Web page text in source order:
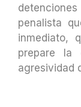
penalista
inmediato,
prepare la
agresividad